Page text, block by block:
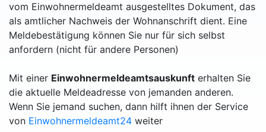
vom Einwohnermeldeamt ausgestelltes Dokument, das
als amtlicher Nachweis der Wohnanschrift dient. Eine
Meldebestätigung können Sie nur für sich selbst
anfordern (nicht für andere Personen)
Mit einer Einwohnermeldeamtsauskunft erhalten Sie
die aktuelle Meldeadresse von jemanden anderen.
Wenn Sie jemand suchen, dann hilft ihnen der Service
von Einwohnermeldeamt24 weiter